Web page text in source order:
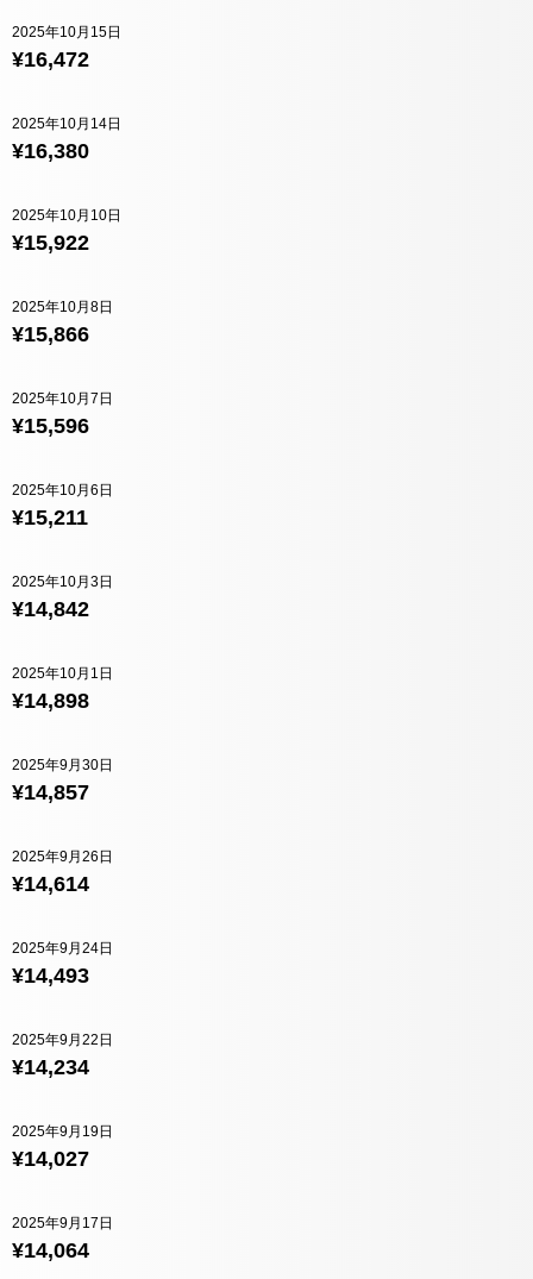
¥16,472
2025年10月15日
¥16,380
2025年10月14日
¥15,922
2025年10月10日
¥15,866
2025年10月8日
¥15,596
2025年10月7日
¥15,211
2025年10月6日
¥14,842
2025年10月3日
¥14,898
2025年10月1日
¥14,857
2025年9月30日
¥14,614
2025年9月26日
¥14,493
2025年9月24日
¥14,234
2025年9月22日
¥14,027
2025年9月19日
¥14,064
2025年9月17日